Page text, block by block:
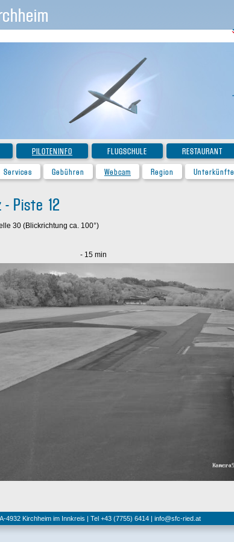
PILOTENINFO FLUGSCHULE RESTAURANT
Services Gebühren Webcam Region Unterkünfte
- Piste 12
30 (Blickrichtung ca. 100°)
- 15 min
4932 Kirchheim im Innkreis | Tel +43 (7755) 6414 | info@sfc-ried.at